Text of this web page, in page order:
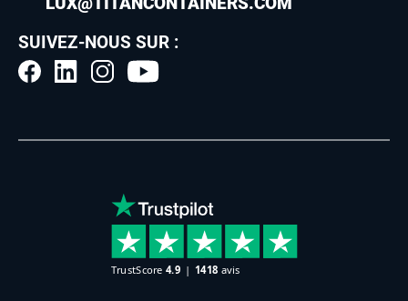
SUIVEZ-NOUS SUR :